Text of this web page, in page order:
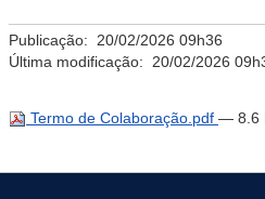
Publicação: 20/02/2026 09h36
Última modificação: 20/02/2026
Termo de Colaboração.pdf — 8.6